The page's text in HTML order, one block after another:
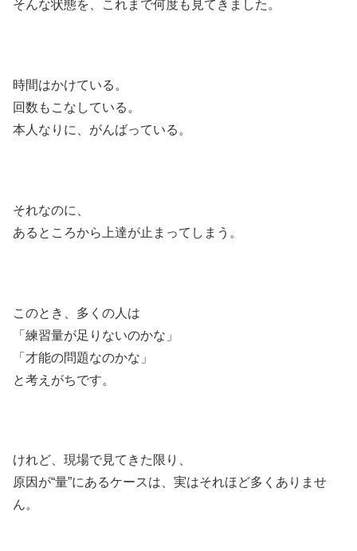
そんな状態を、これまで何度も見てきました。
時間はかけている。
回数もこなしている。
本人なりに、がんばっている。
それなのに、
あるところから上達が止まってしまう。
このとき、多くの人は
「練習量が足りないのかな」
「才能の問題なのかな」
と考えがちです。
けれど、現場で見てきた限り、
原因が“量”にあるケースは、実はそれほど多くありませ
ん。